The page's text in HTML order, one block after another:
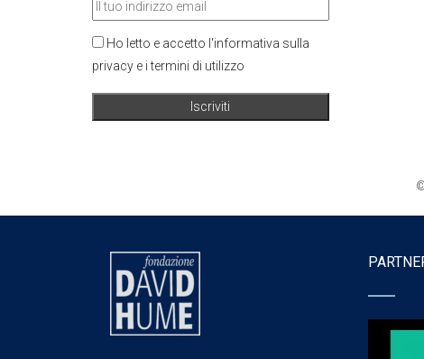
Ho letto e accetto l'informativa sulla
privacy e i termini di utilizzo